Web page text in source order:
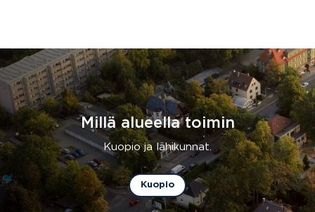
Millä alueella toimin
Kuopio ja lähikunnat.
Kuopio